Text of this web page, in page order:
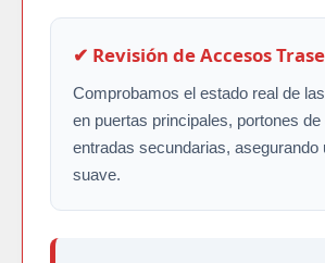
✔ Revisión de Accesos
Comprobamos el estado real de
en puertas principales, portones de
entradas secundarias, asegurando
suave.